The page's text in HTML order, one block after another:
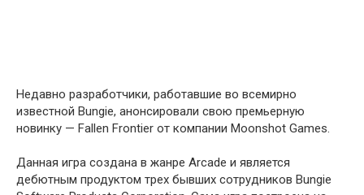
Недавно разработчики, работавшие во всемирно
известной Bungie, анонсировали свою премьерную
новинку — Fallen Frontier от компании Moonshot Games.
Данная игра создана в жанре Arcade и является
дебютным продуктом трех бывших сотрудников Bungie